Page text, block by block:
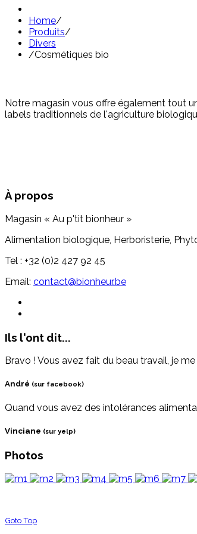
Home/
Produits/
Divers
/Cosmétiques bio
Notre magasin vous offre également tout
labels traditionnels de l'agriculture
À propos
Magasin « Au p'tit bionheur »
Alimentation biologique, Herboristerie,
Tel : +32 (0)2 427 92 45
Email: contact@bionheur.be
Ils l'ont dit...
Bravo ! Vous avez fait du beau travail, je
André (sur facebook)
Quand vous avez des intolérances
Vinciane (sur yelp)
Photos
Goto Top